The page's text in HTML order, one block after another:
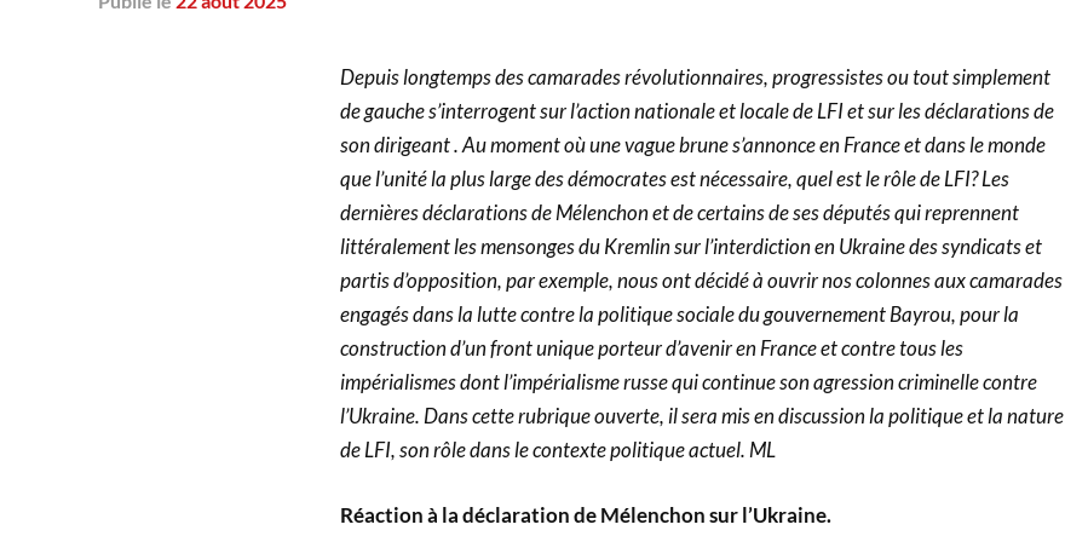
Depuis longtemps des camarades révolutionnaires, progressistes ou tout simplement
de gauche s’interrogent sur l’action nationale et locale de LFI et sur les déclarations de
son dirigeant . Au moment où une vague brune s’annonce en France et dans le monde
que l’unité la plus large des démocrates est nécessaire, quel est le rôle de LFI? Les
dernières déclarations de Mélenchon et de certains de ses députés qui reprennent
littéralement les mensonges du Kremlin sur l’interdiction en Ukraine des syndicats et
partis d’opposition, par exemple, nous ont décidé à ouvrir nos colonnes aux camarades
engagés dans la lutte contre la politique sociale du gouvernement Bayrou, pour la
construction d’un front unique porteur d’avenir en France et contre tous les
impérialismes dont l’impérialisme russe qui continue son agression criminelle contre
l’Ukraine. Dans cette rubrique ouverte, il sera mis en discussion la politique et la nature
de LFI, son rôle dans le contexte politique actuel. ML
Réaction à la déclaration de Mélenchon sur l’Ukraine.